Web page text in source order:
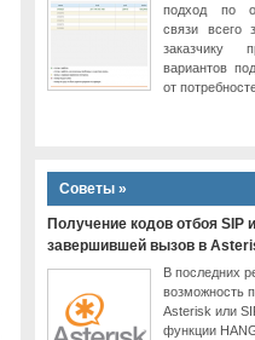
подход по
связи всего
заказчику
вариантов
от
Советы »
Получение кодов отбоя SIP
завершившей вызов в
В последних
возможность
Asterisk или
функции